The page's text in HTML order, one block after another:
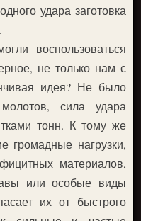
удара заготовка
воспользоваться
не только нам с
идея? Не было
сила удара
тонн. К тому же
громадные нагрузки,
материалов,
или особые виды
их от быстрого